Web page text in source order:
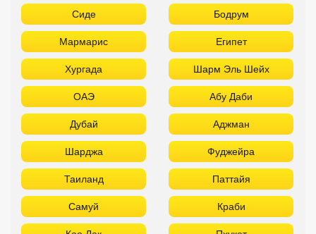
Сиде Бодрум
Мармарис Египет
Хургада Шарм Эль Шейх
ОАЭ Абу Даби
Дубай Аджман
Шарджа Фуджейра
Таиланд Паттайя
Самуй Краби